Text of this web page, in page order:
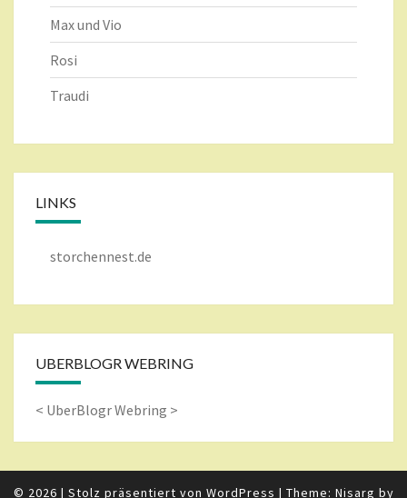
Max und Vio
Rosi
Traudi
LINKS
storchennest.de
UBERBLOGR WEBRING
< UberBlogr Webring >
© 2026 | Stolz präsentiert von WordPress | Theme: Nisarg by